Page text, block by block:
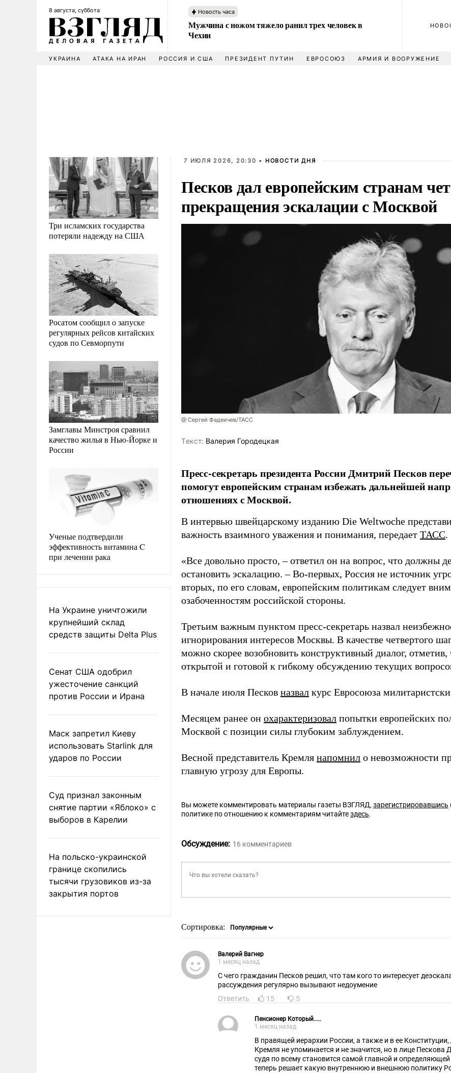
8 августа, суббота Новость часа
Мужчина с ножом тяжело ранил трех человек в
Чехии
УКРАИНА АТАКА НА ИРАН РОССИЯ И США ПРЕЗИДЕНТ ПУТИН ЕВРОСОЮЗ АРМИЯ И ВООРУЖЕНИЕ
Три исламских государства
потеряли надежду на США
Росатом сообщил о запуске
регулярных рейсов китайских
судов по Севморпути
Замглавы Минстроя сравнил
качество жилья в Нью-Йорке и
России
Ученые подтвердили
эффективность витамина C
при лечении рака
На Украине уничтожили
крупнейший склад
средств защиты Delta Plus
Сенат США одобрил
ужесточение санкций
против России и Ирана
Маск запретил Киеву
использовать Starlink для
ударов по России
Суд признал законным
снятие партии «Яблоко» с
выборов в Карелии
На польско-украинской
границе скопились
тысячи грузовиков из-за
закрытия портов
7 ИЮЛЯ 2026, 20:30 • НОВОСТИ ДНЯ
Песков дал европейским странам
прекращения эскалации с Москвой
@ Сергей Фадеичев/ТАСС
Tекст: Валерия Городецкая
Пресс-секретарь президента России Дмитрий Песков
помогут европейским странам избежать дальнейшей
отношениях с Москвой.
В интервью швейцарскому изданию Die Weltwoche
важность взаимного уважения и понимания, передает ТАСС.
«Все довольно просто, – ответил он на вопрос, что должны
остановить эскалацию. – Во-первых, Россия не источник
вторых, по его словам, европейским политикам следует
озабоченностям российской стороны.
Третьим важным пунктом пресс-секретарь назвал
игнорирования интересов Москвы. В качестве четвертого
можно скорее возобновить конструктивный диалог, отметив,
открытой и готовой к гибкому обсуждению текущих
В начале июля Песков назвал курс Евросоюза
Месяцем ранее он охарактеризовал попытки европейских
Москвой с позиции силы глубоким заблуждением.
Весной представитель Кремля напомнил о невозможности
главную угрозу для Европы.
Вы можете комментировать материалы газеты ВЗГЛЯД,зарегистрировавшись
политике по отношению к комментариям читайтездесь.
Обсуждение: 16 комментариев
Сортировка:
Валерий Вагнер
1 месяц назад
С чего гражданин Песков решил, что там кого то интересует
рассуждения регулярно вызывают недоумение
Ответить
15 5
Пенсионер Который.....
1 месяц назад
В правящей иерархии России, а также и в ее Конституции, должность Представитель
Кремля не упоминается и не значится, но в лице Пескова
судя по всему становится самой главной и
теперь решает какую внутреннюю и внешнюю политику Россия должна проводить!